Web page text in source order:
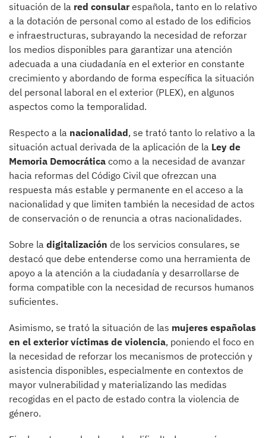
situación de la red consular española, tanto en lo relativo
a la dotación de personal como al estado de los edificios
e infraestructuras, subrayando la necesidad de reforzar
los medios disponibles para garantizar una atención
adecuada a una ciudadanía en el exterior en constante
crecimiento y abordando de forma específica la situación
del personal laboral en el exterior (PLEX), en algunos
aspectos como la temporalidad.
Respecto a la nacionalidad, se trató tanto lo relativo a la
situación actual derivada de la aplicación de la Ley de
Memoria Democrática como a la necesidad de avanzar
hacia reformas del Código Civil que ofrezcan una
respuesta más estable y permanente en el acceso a la
nacionalidad y que limiten también la necesidad de actos
de conservación o de renuncia a otras nacionalidades.
Sobre la digitalización de los servicios consulares, se
destacó que debe entenderse como una herramienta de
apoyo a la atención a la ciudadanía y desarrollarse de
forma compatible con la necesidad de recursos humanos
suficientes.
Asimismo, se trató la situación de las mujeres españolas
en el exterior víctimas de violencia, poniendo el foco en
la necesidad de reforzar los mecanismos de protección y
asistencia disponibles, especialmente en contextos de
mayor vulnerabilidad y materializando las medidas
recogidas en el pacto de estado contra la violencia de
género.